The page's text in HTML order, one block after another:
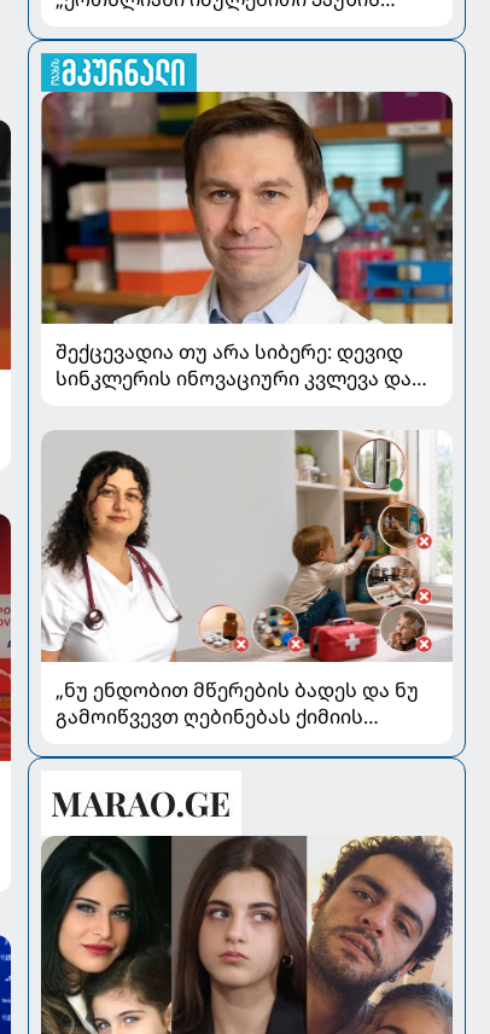
მნიშვნელოვანია“
შექცევადია თუ არა სიბერე: დევიდ
სინკლერის ინოვაციური კვლევა და
„ნუ ენდობით მწერების ბადეს და ნუ
გამოიწვევთ ღებინებას ქიმიის
პედიატრ სალომე ახვლედიანის
რჩევები